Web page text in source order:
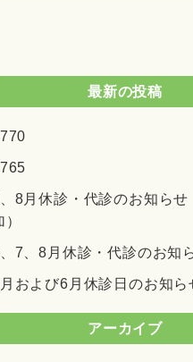
最新の投稿
8月休診・代診のお知らせ
）
7、8月休診・代診のお知
および6月休診日のお知ら
アーカイブ